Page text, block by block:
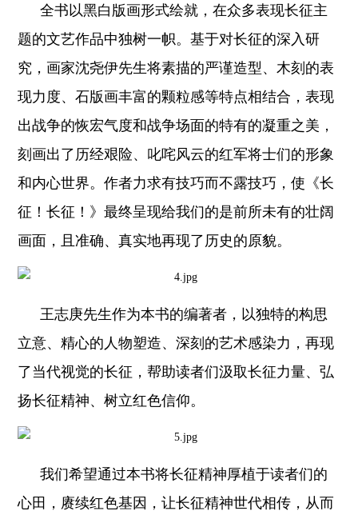
全书以黑白版画形式绘就，在众多表现长征主
题的文艺作品中独树一帜。基于对长征的深入研
究，画家沈尧伊先生将素描的严谨造型、木刻的表
现力度、石版画丰富的颗粒感等特点相结合，表现
出战争的恢宏气度和战争场面的特有的凝重之美，
刻画出了历经艰险、叱咤风云的红军将士们的形象
和内心世界。作者力求有技巧而不露技巧，使《长
征！长征！》最终呈现给我们的是前所未有的壮阔
画面，且准确、真实地再现了历史的原貌。
王志庚先生作为本书的编著者，以独特的构思
立意、精心的人物塑造、深刻的艺术感染力，再现
了当代视觉的长征，帮助读者们汲取长征力量、弘
扬长征精神、树立红色信仰。
我们希望通过本书将长征精神厚植于读者们的
心田，赓续红色基因，让长征精神世代相传，从而